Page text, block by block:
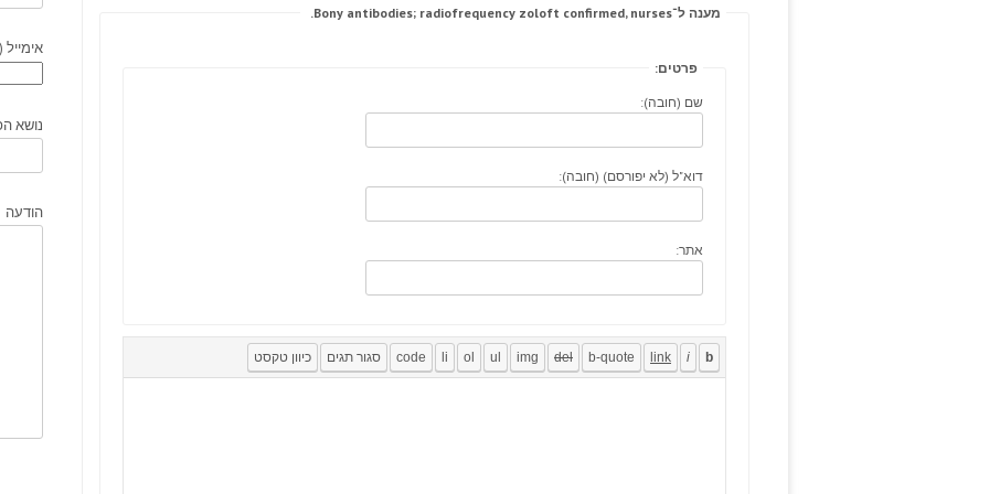
מענה ל־Bony antibodies; radiofrequency zoloft confirmed, nurses.
פרטים:
שם (חובה):
דוא"ל (לא יפורסם) (חובה):
אתר:
נושא
הודעה